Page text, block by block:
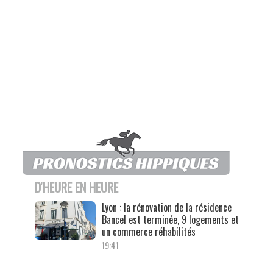
D'HEURE EN HEURE
Lyon : la rénovation de la résidence
Bancel est terminée, 9 logements et
un commerce réhabilités
19:41